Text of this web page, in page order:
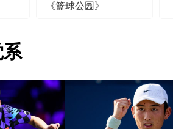
《篮球公园》